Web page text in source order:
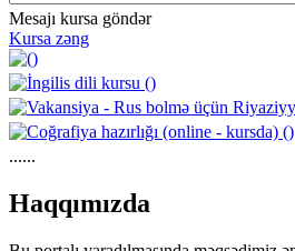
Mesajı kursa göndər
Kursa zəng
......
Haqqımızda